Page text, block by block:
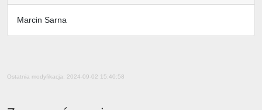
Marcin Sarna
Ostatnia modyfikacja: 2024-09-02 15:40:58